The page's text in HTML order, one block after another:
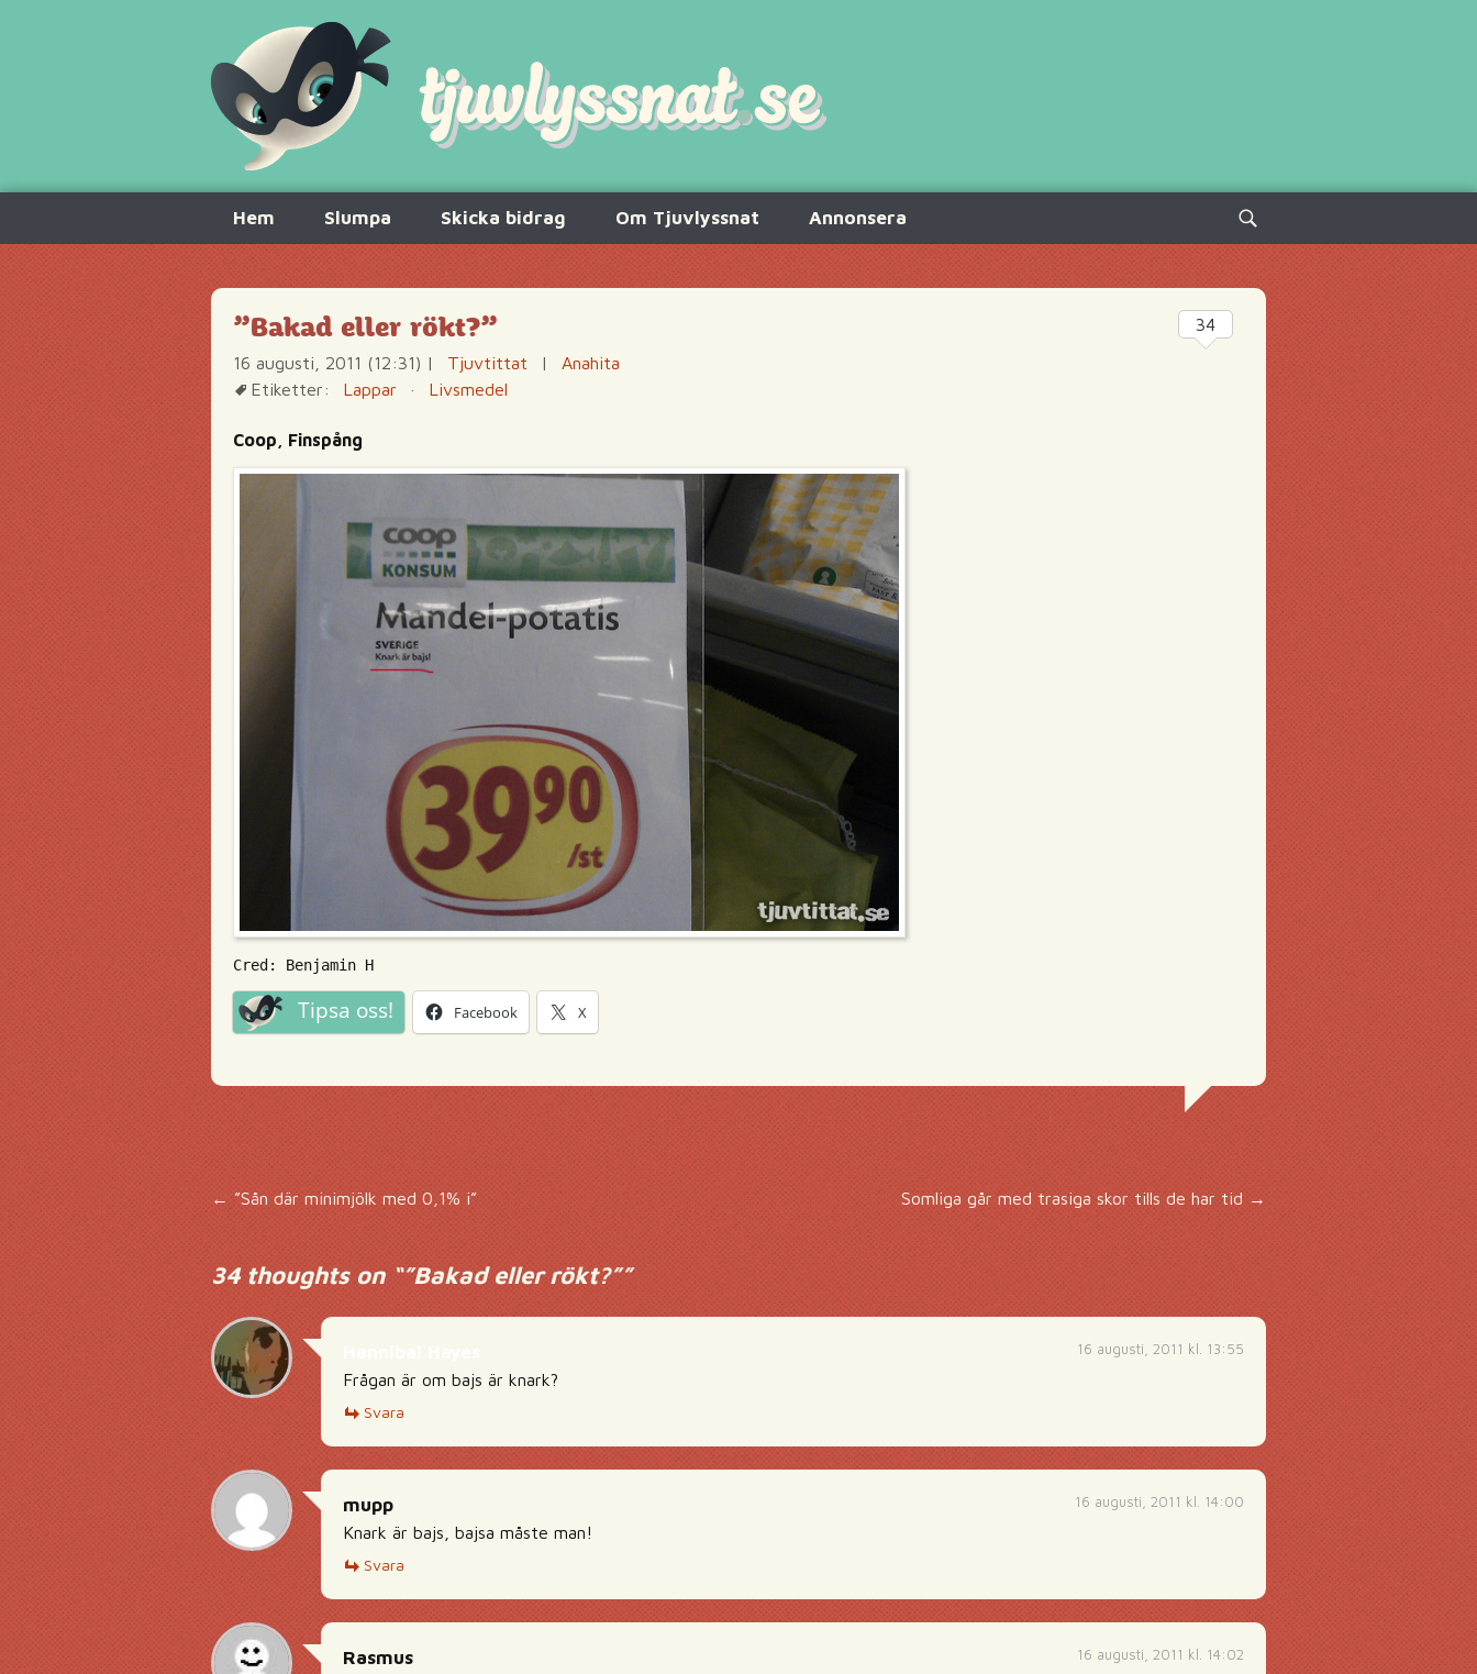
innehåll
Hem Slumpa Skicka bidrag Om Tjuvlyssnat Annonsera
Sök
efter:
”Bakad eller rökt?”
16 augusti, 2011 (12:31) | Tjuvtittat |
Anahita
Etiketter:
Lappar · Livsmedel
Coop, Finspång
Cred: Benjamin H
Tipsa oss! Facebook X
34
Inläggsnavigering
←”Sån där minimjölk med 0,1% i” Somliga går med trasiga skor tills de har tid→
34 thoughts on “”Bakad eller rökt?””
16 augusti, 2011 kl. 13:55
Frågan är om bajs är knark?
Svara
16 augusti, 2011 kl. 14:00
mupp
Knark är bajs, bajsa måste man!
Svara
16 augusti, 2011 kl. 14:02
Rasmus